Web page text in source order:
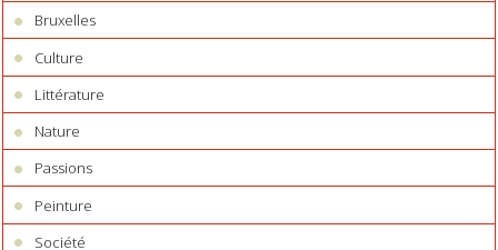
Bruxelles
Culture
Littérature
Nature
Passions
Peinture
Société